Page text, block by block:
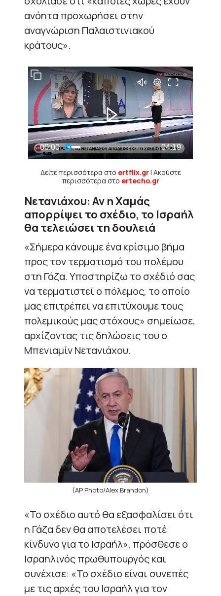
ανόητα προχωρήσει στην
αναγνώριση Παλαιστινιακού
κράτους».
Δείτε περισσότερα στο ertflix.gr| Ακούστε
περισσότερα στο ertecho.gr
Νετανιάχου: Αν η Χαμάς
απορρίψει το σχέδιο, το Ισραήλ
θα τελειώσει τη δουλειά
«Σήμερα κάνουμε ένα κρίσιμο βήμα
προς τον τερματισμό του πολέμου
στη Γάζα. Υποστηρίζω το σχέδιό σας
να τερματιστεί ο πόλεμος, το οποίο
μας επιτρέπει να επιτύχουμε τους
πολεμικούς μας στόχους» σημείωσε,
αρχίζοντας τις δηλώσεις του ο
Μπενιαμίν Νετανιάχου.
(AP Photo/Alex Brandon)
«Το σχέδιο αυτό θα εξασφαλίσει ότι
η Γάζα δεν θα αποτελέσει ποτέ
κίνδυνο για το Ισραήλ», πρόσθεσε ο
Ισραηλινός πρωθυπουργός και
συνέχισε: «Το σχέδιο είναι συνεπές
με τις αρχές του Ισραήλ για τον